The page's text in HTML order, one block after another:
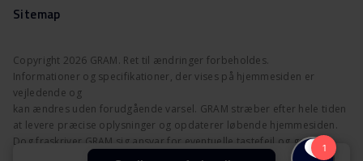
Copyright 2026 GRAM. Ret til ændringer forbeholdes.
Informationer og specifikationer, der vises på hjemmesiden er
vejledende og
kan ændres uden forudgående varsel. GRAM stræber efter hele tiden
at levere præcise oplysninger og opdaterer løbende hjemmesiden.
Dog fraskriver GRAM sig ansvar for eventuelle tastefejl og gør
opmærksom på, at billeder kun tjener som vejledning.
Sitemap